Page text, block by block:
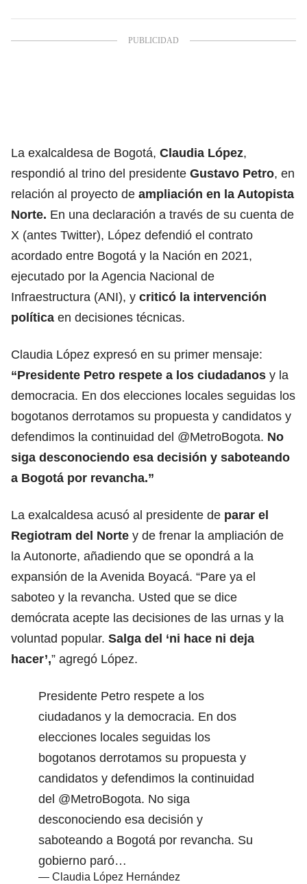
La exalcaldesa de Bogotá, Claudia López,
respondió al trino del presidente Gustavo Petro, en
relación al proyecto de ampliación en la Autopista
Norte. En una declaración a través de su cuenta de
X (antes Twitter), López defendió el contrato
acordado entre Bogotá y la Nación en 2021,
ejecutado por la Agencia Nacional de
Infraestructura (ANI), y criticó la intervención
política en decisiones técnicas.
Claudia López expresó en su primer mensaje:
“Presidente Petro respete a los ciudadanos y la
democracia. En dos elecciones locales seguidas los
bogotanos derrotamos su propuesta y candidatos y
defendimos la continuidad del @MetroBogota. No
siga desconociendo esa decisión y saboteando
a Bogotá por revancha.”
La exalcaldesa acusó al presidente de parar el
Regiotram del Norte y de frenar la ampliación de
la Autonorte, añadiendo que se opondrá a la
expansión de la Avenida Boyacá. “Pare ya el
saboteo y la revancha. Usted que se dice
demócrata acepte las decisiones de las urnas y la
voluntad popular. Salga del ‘ni hace ni deja
hacer’,” agregó López.
Presidente Petro respete a los
ciudadanos y la democracia. En dos
elecciones locales seguidas los
bogotanos derrotamos su propuesta y
candidatos y defendimos la continuidad
del @MetroBogota. No siga
desconociendo esa decisión y
saboteando a Bogotá por revancha. Su
gobierno paró…
— Claudia López Hernández